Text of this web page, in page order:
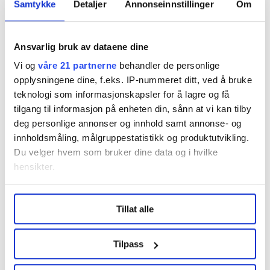
Samtykke Detaljer Annonseinnstillinger Om
Ansvarlig bruk av dataene dine
Vi og våre 21 partnerne behandler de personlige
opplysningene dine, f.eks. IP-nummeret ditt, ved å bruke
teknologi som informasjonskapsler for å lagre og få
tilgang til informasjon på enheten din, sånn at vi kan tilby
deg personlige annonser og innhold samt annonse- og
innholdsmåling, målgruppestatistikk og produktutvikling.
Du velger hvem som bruker dine data og i hvilke
hensikter.
Undermer infokan du lese om hvordan dine personlige
data behandles og hvordan du kan velge hvordan de skal
brukes. Du kan hele tiden endre eller trekke tilbake ditt
samtykke fra erklæringen om informasjonskapsler.
Tillat alle
Tilpass
Leif Martin Kirknes
Denne artikkelen erover fem år gammel
Nyheter
Dette er en sak fra
Vi skriver om ansatte innen elektro, energi,
telekom og IT.